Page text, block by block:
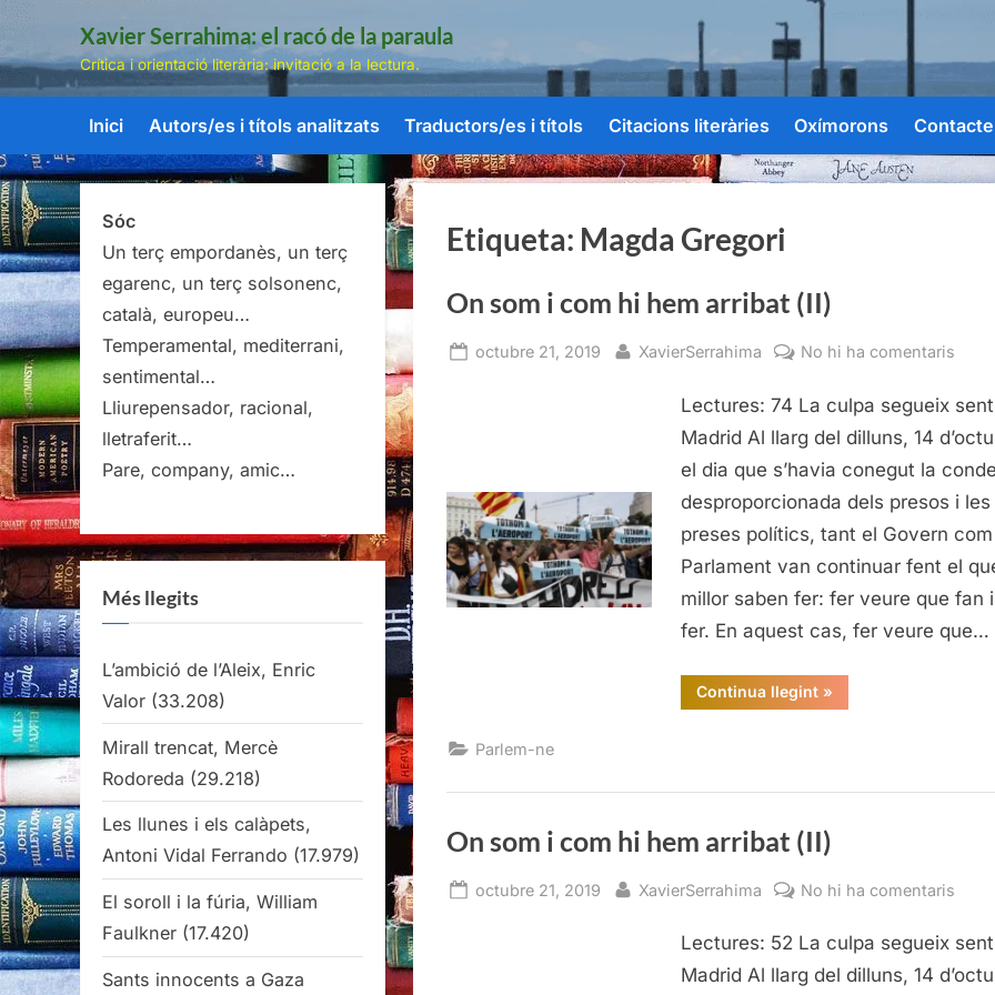
Skip
content
Xavier Serrahima: el racó de la paraula
Crítica i orientació literària: invitació a la lectura.
Inici Autors/es i títols analitzats Traductors/es i títols Citacions literàries Oxímorons Contacte
Etiqueta: Magda Gregori
On som i com hi hem arribat (II)
Posted
octubre 21, 2019 By
XavierSerrahima No hi ha comentaris
som
i
com
(II)
Lectures: 74 La culpa segueix
Madrid Al llarg del dilluns, 14
el dia que s’havia conegut la
desproporcionada dels presos i les
preses polítics, tant el Govern
Parlament van continuar fent el
millor saben fer: fer veure que fan
fer. En aquest cas, fer veure que…
Continua llegint“On
som
(II)”
»
Parlem-ne
On som i com hi hem arribat (II)
Posted
octubre 21, 2019 By
XavierSerrahima No hi ha comentaris
som
i
Lectures: 52 La culpa segueix
Madrid Al llarg del dilluns, 14
Sóc
Un terç empordanès, un terç
egarenc, un terç solsonenc,
català, europeu…
Temperamental, mediterrani,
sentimental…
Lliurepensador, racional,
lletraferit…
Pare, company, amic…
Més llegits
L’ambició de l’Aleix, Enric
Valor (33.208)
Mirall trencat, Mercè
Rodoreda (29.218)
Les llunes i els calàpets,
Antoni Vidal Ferrando (17.979)
El soroll i la fúria, William
Faulkner (17.420)
Sants innocents a Gaza